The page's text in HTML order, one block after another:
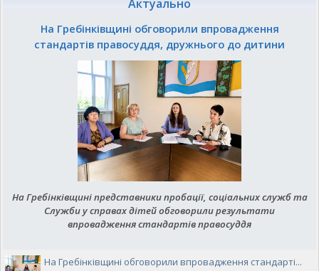
Актуально
На Гребінківщині обговорили впровадження
стандартів правосуддя, дружнього до дитини
На Гребінківщині представники пробації, соціальних служб та
Служби у справах дітей обговорили результати
впровадження стандартів правосуддя
На Гребінківщині обговорили впровадження стандарті...